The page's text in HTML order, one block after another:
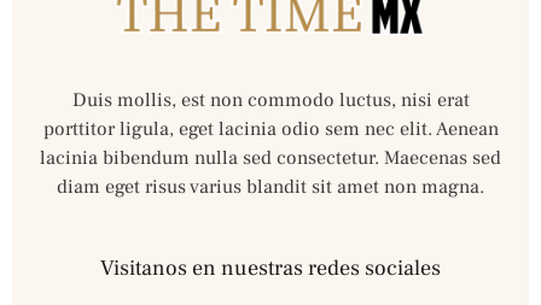
Duis mollis, est non commodo luctus, nisi erat
porttitor ligula, eget lacinia odio sem nec elit. Aenean
lacinia bibendum nulla sed consectetur. Maecenas sed
diam eget risus varius blandit sit amet non magna.
Visitanos en nuestras redes sociales